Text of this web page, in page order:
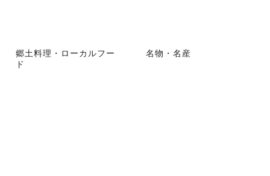
郷土料理・ローカルフー
ド
名物・名産